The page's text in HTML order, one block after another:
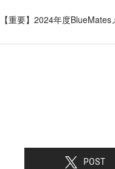
【重要】2024年度
POST